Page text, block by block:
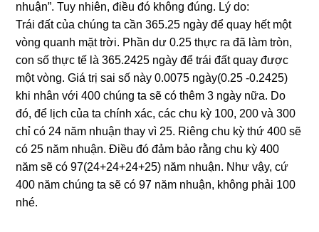
nhuận”. Tuy nhiên, điều đó không đúng. Lý do:
Trái đất của chúng ta cần 365.25 ngày để quay hết một
vòng quanh mặt trời. Phần dư 0.25 thực ra đã làm tròn,
con số thực tế là 365.2425 ngày để trái đất quay được
một vòng. Giá trị sai số này 0.0075 ngày(0.25 -0.2425)
khi nhân với 400 chúng ta sẽ có thêm 3 ngày nữa. Do
đó, để lịch của ta chính xác, các chu kỳ 100, 200 và 300
chỉ có 24 năm nhuận thay vì 25. Riêng chu kỳ thứ 400 sẽ
có 25 năm nhuận. Điều đó đảm bảo rằng chu kỳ 400
năm sẽ có 97(24+24+24+25) năm nhuận. Như vậy, cứ
400 năm chúng ta sẽ có 97 năm nhuận, không phải 100
nhé.